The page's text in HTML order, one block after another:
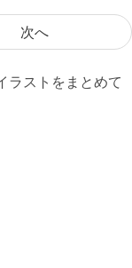
次へ
ラストをまとめて